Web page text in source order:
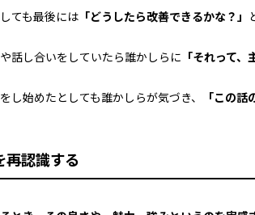
ても最後には 「どうしたら改善できるかな？」
話し合いをしていたら誰かしらに 「それって、
し始めたとしても誰かしらが気づき、 「この話
再認識する